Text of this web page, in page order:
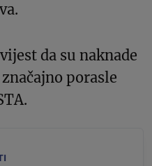
da su naknade
porasle